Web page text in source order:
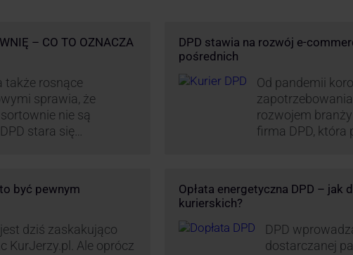
– CO TO OZNACZA
także rosnące
sprawia, że
nie są
stara się
DPD stawia na rozwój e-
pośrednich
Od pandemii
rozwojem
firma DPD, która
być pewnym
dziś zaskakująco
KurJerzy.pl. Ale oprócz
Opłata energetyczna DPD – jak
kurierskich?
DPD
dostarczanej